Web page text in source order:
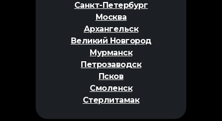
Санкт-Петербург
Москва
Архангельск
Великий Новгород
Мурманск
Петрозаводск
Псков
Смоленск
Стерлитамак